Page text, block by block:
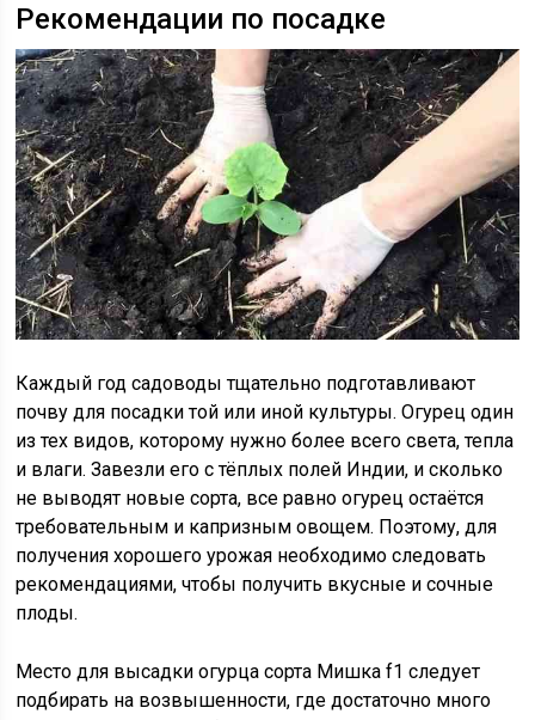
Рекомендации по посадке
Каждый год садоводы тщательно подготавливают
почву для посадки той или иной культуры. Огурец один
из тех видов, которому нужно более всего света, тепла
и влаги. Завезли его с тёплых полей Индии, и сколько
не выводят новые сорта, все равно огурец остаётся
требовательным и капризным овощем. Поэтому, для
получения хорошего урожая необходимо следовать
рекомендациями, чтобы получить вкусные и сочные
плоды.
Место для высадки огурца сорта Мишка f1 следует
подбирать на возвышенности, где достаточно много